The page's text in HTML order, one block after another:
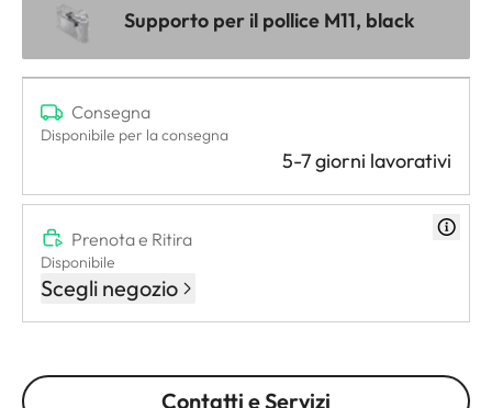
Supporto per il pollice M11, black
Consegna
Disponibile per la consegna
5-7 giorni lavorativi
Prenota e Ritira
Disponibile
Scegli negozio
Contatti e Servizi